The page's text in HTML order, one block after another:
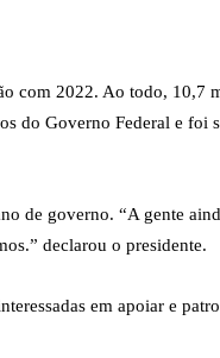
com 2022. Ao todo, 10,7
do Governo Federal e foi
de governo. “A gente
declarou o presidente.
em apoiar e